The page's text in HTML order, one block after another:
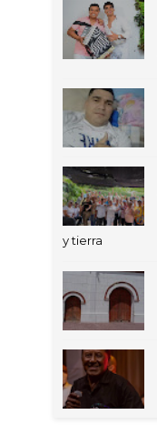
y tierra